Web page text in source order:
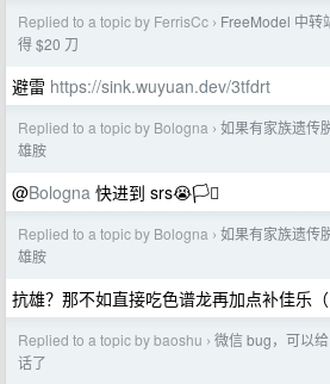
Replied to a topic by FerrisCc › FreeModel 中转
得 $20 刀
避雷 https://sink.wuyuan.dev/3tfdrt
Replied to a topic by Bologna › 如果有家族遗传
雄胺
@Bologna 快进到 srs😭🏳️‍⚧️
Replied to a topic by Bologna › 如果有家族遗传
雄胺
抗雄？那不如直接吃色谱龙再加点补佳乐
Replied to a topic by baoshu › 微信 bug，可以
话了